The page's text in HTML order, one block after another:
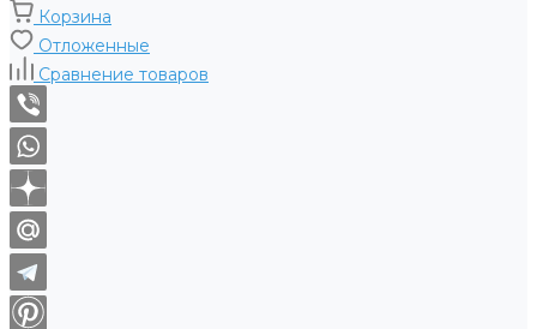
Корзина
Отложенные
Сравнение товаров